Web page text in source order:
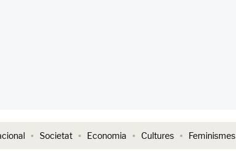
Societat Economia Cultures Feminismes